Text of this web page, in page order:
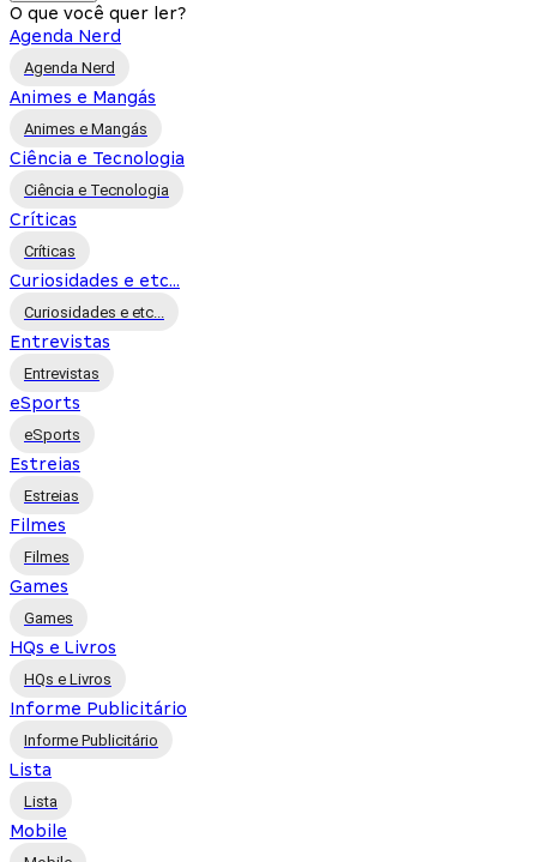
O que você quer ler?
Agenda Nerd
Agenda Nerd
Animes e Mangás
Animes e Mangás
Ciência e Tecnologia
Ciência e Tecnologia
Críticas
Críticas
Curiosidades e etc...
Curiosidades e etc...
Entrevistas
Entrevistas
eSports
eSports
Estreias
Estreias
Filmes
Filmes
Games
Games
HQs e Livros
HQs e Livros
Informe Publicitário
Informe Publicitário
Lista
Lista
Mobile